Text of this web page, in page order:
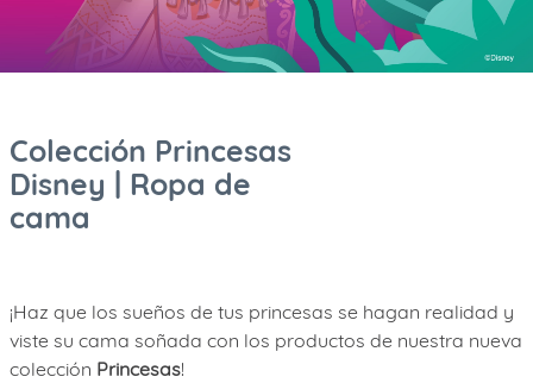
Colección Princesas
Disney | Ropa de
cama
¡Haz que los sueños de tus princesas se hagan realidad y
viste su cama soñada con los productos de nuestra nueva
colección Princesas!